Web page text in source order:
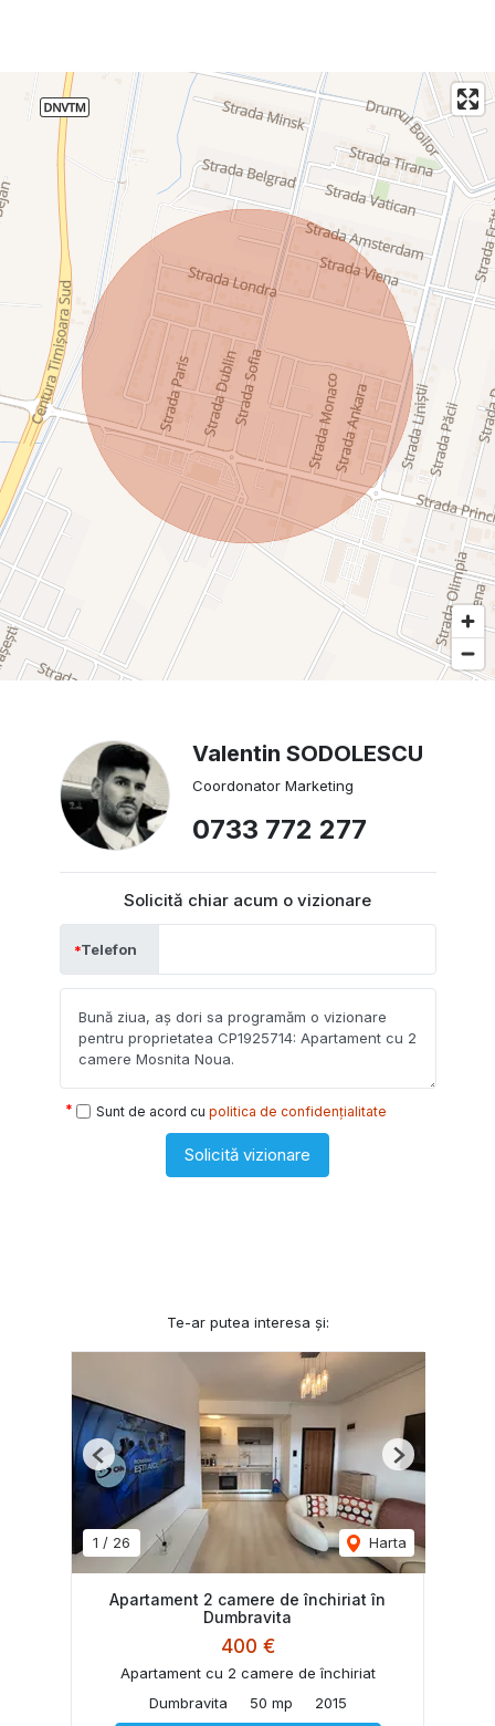
Valentin SODOLESCU
Coordonator Marketing
0733 772 277
Solicită chiar acum o vizionare
Telefon
Sunt de acord cu politica de confidențialitate
Solicită vizionare
Te-ar putea interesa și:
1 / 26 Harta
Previous Next
Apartament 2 camere de închiriat în
Dumbravita
400 €
Apartament cu 2 camere de închiriat
Dumbravita
50 mp 2015